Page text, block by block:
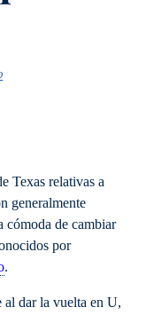
Texas relativas a
generalmente
cómoda de cambiar
por
.
al dar la vuelta en U,